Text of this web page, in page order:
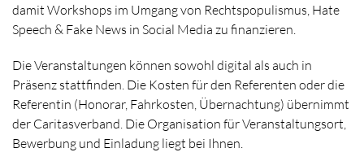
damit Workshops im Umgang von Rechtspopulismus, Hate
Speech & Fake News in Social Media zu finanzieren.
Die Veranstaltungen können sowohl digital als auch in
Präsenz stattfinden. Die Kosten für den Referenten oder die
Referentin (Honorar, Fahrkosten, Übernachtung) übernimmt
der Caritasverband. Die Organisation für Veranstaltungsort,
Bewerbung und Einladung liegt bei Ihnen.